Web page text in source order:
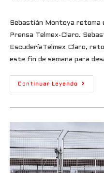
Sebastián Montoya retoma
Prensa Telmex-Claro.
EscuderíaTelmex Claro,
este fin de semana para
Continuar Leyendo